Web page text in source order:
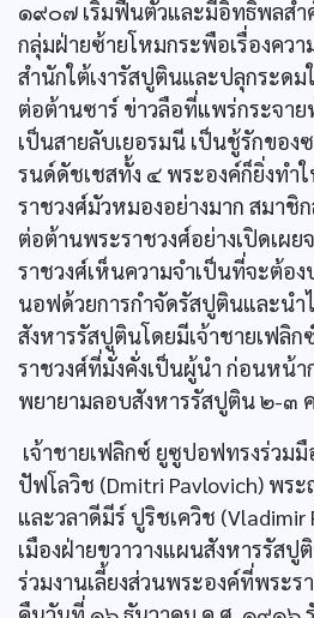
๑๙๐๗ เริ่มฟื้นตัวและมีอิทธิพลสำ
กลุ่มฝ่ายซ้ายโหมกระพือเรื่องคว
สำนักใต้เงารัสปูตินและปลุกระด
ต่อต้านซาร์ ข่าวลือที่แพร่กระจา
เป็นสายลับเยอรมนี เป็นชู้รักของ
รนด์ดัชเชสทั้ง ๔ พระองค์ก็ยิ่งทำ
ราชวงศ์มัวหมองอย่างมาก สมาชิ
ต่อต้านพระราชวงศ์อย่างเปิดเผ
ราชวงศ์เห็นความจำเป็นที่จะต้อง
นอฟด้วยการกำจัดรัสปูตินและนำ
สังหารรัสปูตินโดยมีเจ้าชายเฟลิ
ราชวงศ์ที่มั่งคั่งเป็นผู้นำ ก่อนหน้า
พยายามลอบสังหารรัสปูติน ๒-๓
เจ้าชายเฟลิกซ์ ยูซูปอฟทรงร่วม
ปัฟโลวิช (Dmitri Pavlovich) พร
และวลาดีมีร์ ปูริชเควิช (Vladimir
เมืองฝ่ายขวาวางแผนสังหารรัสปู
ร่วมงานเลี้ยงส่วนพระองค์ที่พระร